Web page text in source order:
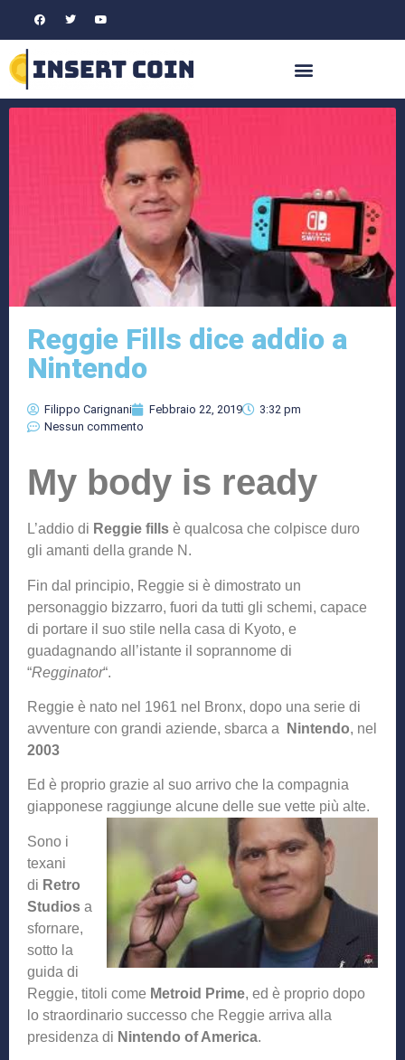
Reggie Fills dice addio a
Nintendo
Filippo Carignani Febbraio 22, 2019
3:32 pm
Nessun commento
My body is ready
L’addio di Reggie fills è qualcosa che colpisce duro
gli amanti della grande N.
Fin dal principio, Reggie si è dimostrato un
personaggio bizzarro, fuori da tutti gli schemi, capace
di portare il suo stile nella casa di Kyoto, e
guadagnando all’istante il soprannome di
“Regginator“.
Reggie è nato nel 1961 nel Bronx, dopo una serie di
avventure con grandi aziende, sbarca a
Nintendo, nel
2003
Ed è proprio grazie al suo arrivo che la compagnia
giapponese raggiunge alcune delle sue vette più alte.
Sono i
texani
di Retro
Studios a
sfornare,
sotto la
guida di
Reggie, titoli come Metroid Prime, ed è proprio dopo
lo straordinario successo che Reggie arriva alla
presidenza di Nintendo of America.